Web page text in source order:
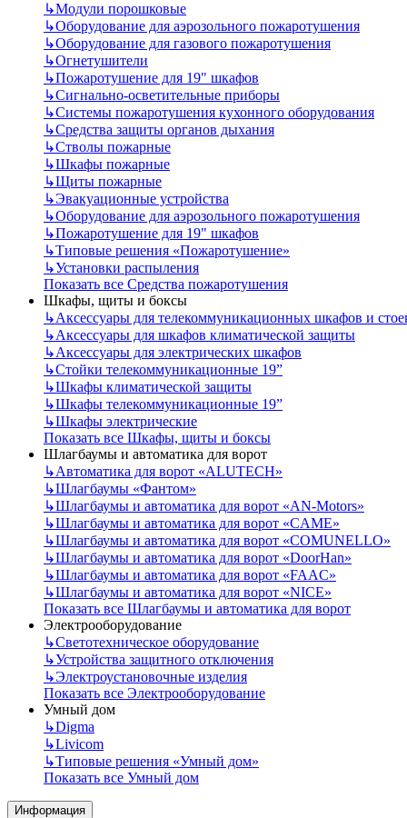
↳Модули порошковые
↳Оборудование для аэрозольного пожаротушения
↳Оборудование для газового пожаротушения
↳Огнетушители
↳Пожаротушение для 19" шкафов
↳Сигнально-осветительные приборы
↳Системы пожаротушения кухонного оборудования
↳Средства защиты органов дыхания
↳Стволы пожарные
↳Шкафы пожарные
↳Щиты пожарные
↳Эвакуационные устройства
↳Оборудование для аэрозольного пожаротушения
↳Пожаротушение для 19" шкафов
↳Типовые решения «Пожаротушение»
↳Установки распыления
Показать все Средства пожаротушения
Шкафы, щиты и боксы
↳Аксессуары для телекоммуникационных шкафов и
↳Аксессуары для шкафов климатической защиты
↳Аксессуары для электрических шкафов
↳Стойки телекоммуникационные 19”
↳Шкафы климатической защиты
↳Шкафы телекоммуникационные 19”
↳Шкафы электрические
Показать все Шкафы, щиты и боксы
Шлагбаумы и автоматика для ворот
↳Автоматика для ворот «ALUTECH»
↳Шлагбаумы «Фантом»
↳Шлагбаумы и автоматика для ворот «AN-Motors»
↳Шлагбаумы и автоматика для ворот «CAME»
↳Шлагбаумы и автоматика для ворот «COMUNELLO»
↳Шлагбаумы и автоматика для ворот «DoorHan»
↳Шлагбаумы и автоматика для ворот «FAAC»
↳Шлагбаумы и автоматика для ворот «NICE»
Показать все Шлагбаумы и автоматика для ворот
Электрооборудование
↳Светотехническое оборудование
↳Устройства защитного отключения
↳Электроустановочные изделия
Показать все Электрооборудование
Умный дом
↳Digma
↳Livicom
↳Типовые решения «Умный дом»
Показать все Умный дом
Информация